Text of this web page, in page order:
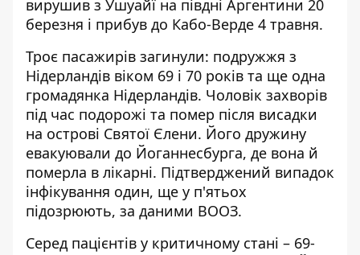
вирушив з Ушуайї на півдні Аргентини 20
березня і прибув до Кабо-Верде 4 травня.
Троє пасажирів загинули: подружжя з
Нідерландів віком 69 і 70 років та ще одна
громадянка Нідерландів. Чоловік захворів
під час подорожі та помер після висадки
на острові Святої Єлени. Його дружину
евакуювали до Йоганнесбурга, де вона й
померла в лікарні. Підтверджений випадок
інфікування один, ще у п'ятьох
підозрюють, за даними ВООЗ.
Серед пацієнтів у критичному стані – 69-